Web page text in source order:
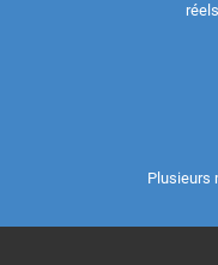
Plusieurs